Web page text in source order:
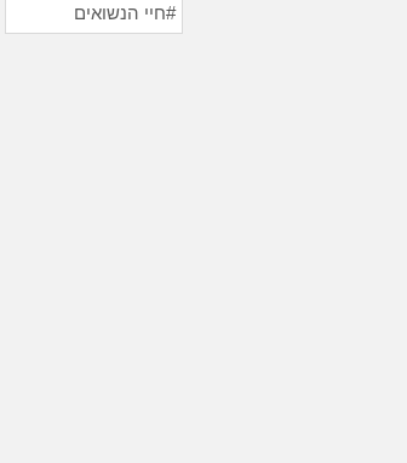
#חיי הנשואים